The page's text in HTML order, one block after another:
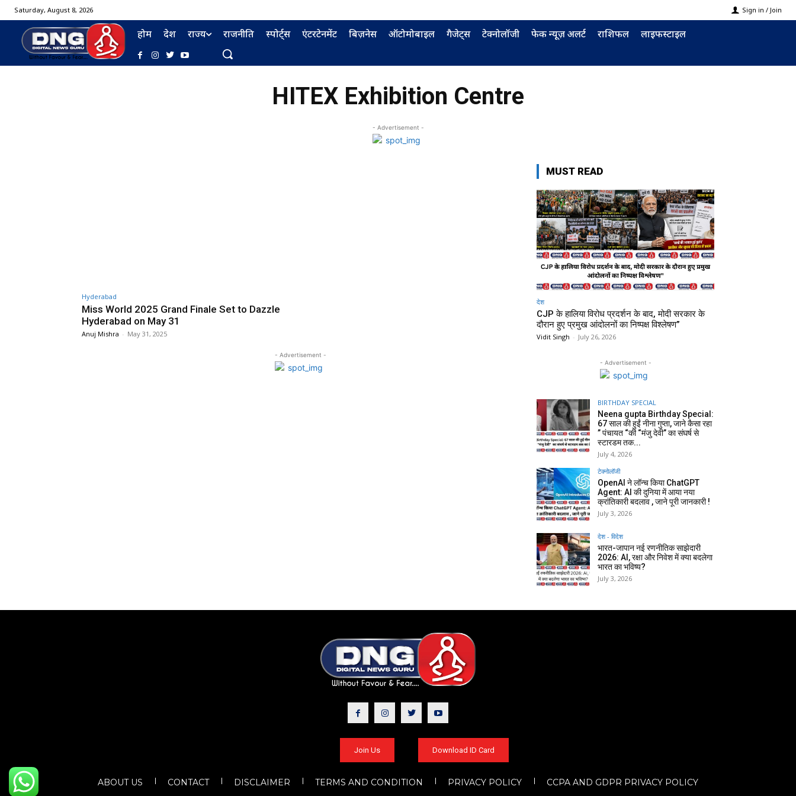
Saturday, August 8, 2026 Sign in / Join
होम देश राज्य राजनीति स्पोर्ट्स एंटरटेनमेंट बिज़नेस ऑटोमोबाइल गैजेट्स टेक्नोलॉजी फेक न्यूज़ अलर्ट राशिफल लाइफस्टाइल
HITEX Exhibition Centre
- Advertisement -
Hyderabad
Miss World 2025 Grand Finale Set to Dazzle
Hyderabad on May 31
Anuj Mishra - May 31, 2025
- Advertisement -
MUST READ
देश
CJP के हालिया विरोध प्रदर्शन के बाद, मोदी सरकार के
दौरान हुए प्रमुख आंदोलनों का निष्पक्ष विश्लेषण”
Vidit Singh - July 26, 2026
- Advertisement -
BIRTHDAY SPECIAL
Neena gupta Birthday Special:
67 साल की हुईं नीना गुप्ता, जाने कैसा रहा
” पंचायत “की “मंजु देवी” का संघर्ष से
स्टारडम तक...
July 4, 2026
टेक्नोलॉजी
OpenAI ने लॉन्च किया ChatGPT
Agent: AI की दुनिया में आया नया
क्रांतिकारी बदलाव , जाने पूरी जानकारी !
July 3, 2026
देश - विदेश
भारत-जापान नई रणनीतिक साझेदारी
2026: AI, रक्षा और निवेश में क्या बदलेगा
भारत का भविष्य?
July 3, 2026
Join Us Download ID Card
ABOUT US CONTACT DISCLAIMER TERMS AND CONDITION PRIVACY POLICY CCPA AND GDPR PRIVACY POLICY